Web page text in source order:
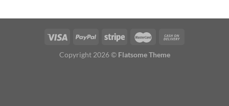
Copyright 2026 © Flatsome Theme